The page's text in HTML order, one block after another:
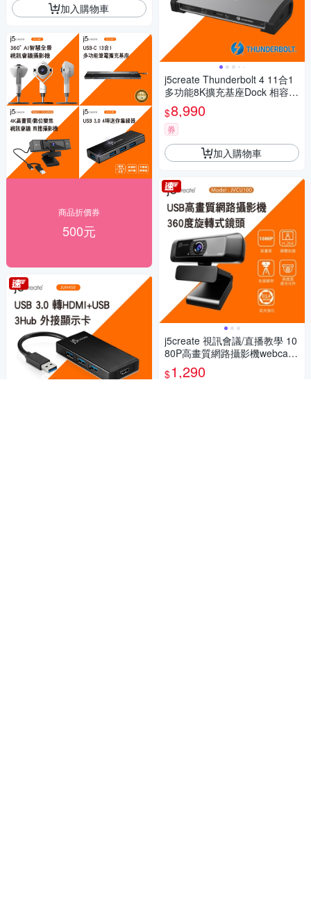
加入購物車
商品折價券
500元
j5create Thunderbolt 4 11合1
多功能8K擴充基座Dock 相容T
hunderbolt 3/ USB4 – JTD562
$8,990
券
加入購物車
j5create 視訊會議/直播教學 10
80P高畫質網路攝影機webcam
-JVCU100
$1,290